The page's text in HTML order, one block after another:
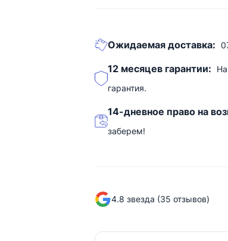
Ожидаемая доставка:
12 месяцев гарантии:
гарантия.
14-дневное право на
заберем!
4.8 звезда (35 отзывов)